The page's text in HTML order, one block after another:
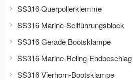
SS316 Querpollerklemme
SS316 Marine-Seilführungsblock
SS316 Gerade Bootsklampe
SS316 Marine-Reling-
SS316 Vierhorn-Bootsklampe